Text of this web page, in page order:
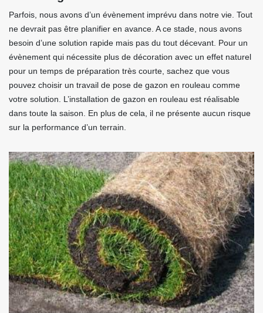
Parfois, nous avons d’un évènement imprévu dans notre vie. Tout
ne devrait pas être planifier en avance. A ce stade, nous avons
besoin d’une solution rapide mais pas du tout décevant. Pour un
évènement qui nécessite plus de décoration avec un effet naturel
pour un temps de préparation très courte, sachez que vous
pouvez choisir un travail de pose de gazon en rouleau comme
votre solution. L’installation de gazon en rouleau est réalisable
dans toute la saison. En plus de cela, il ne présente aucun risque
sur la performance d’un terrain.